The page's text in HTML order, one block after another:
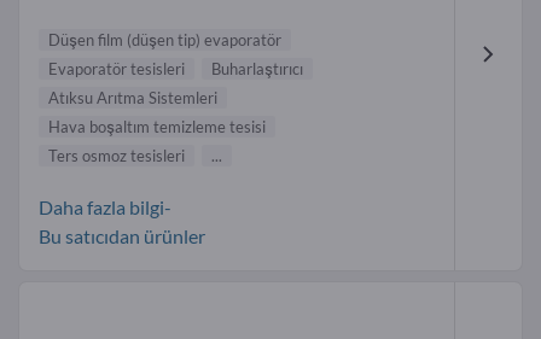
Düşen film (düşen tip) evaporatör
Evaporatör tesisleri
Buharlaştırıcı
Atıksu Arıtma Sistemleri
Hava boşaltım temizleme tesisi
Ters osmoz tesisleri
...
Daha fazla bilgi-
Bu satıcıdan ürünler